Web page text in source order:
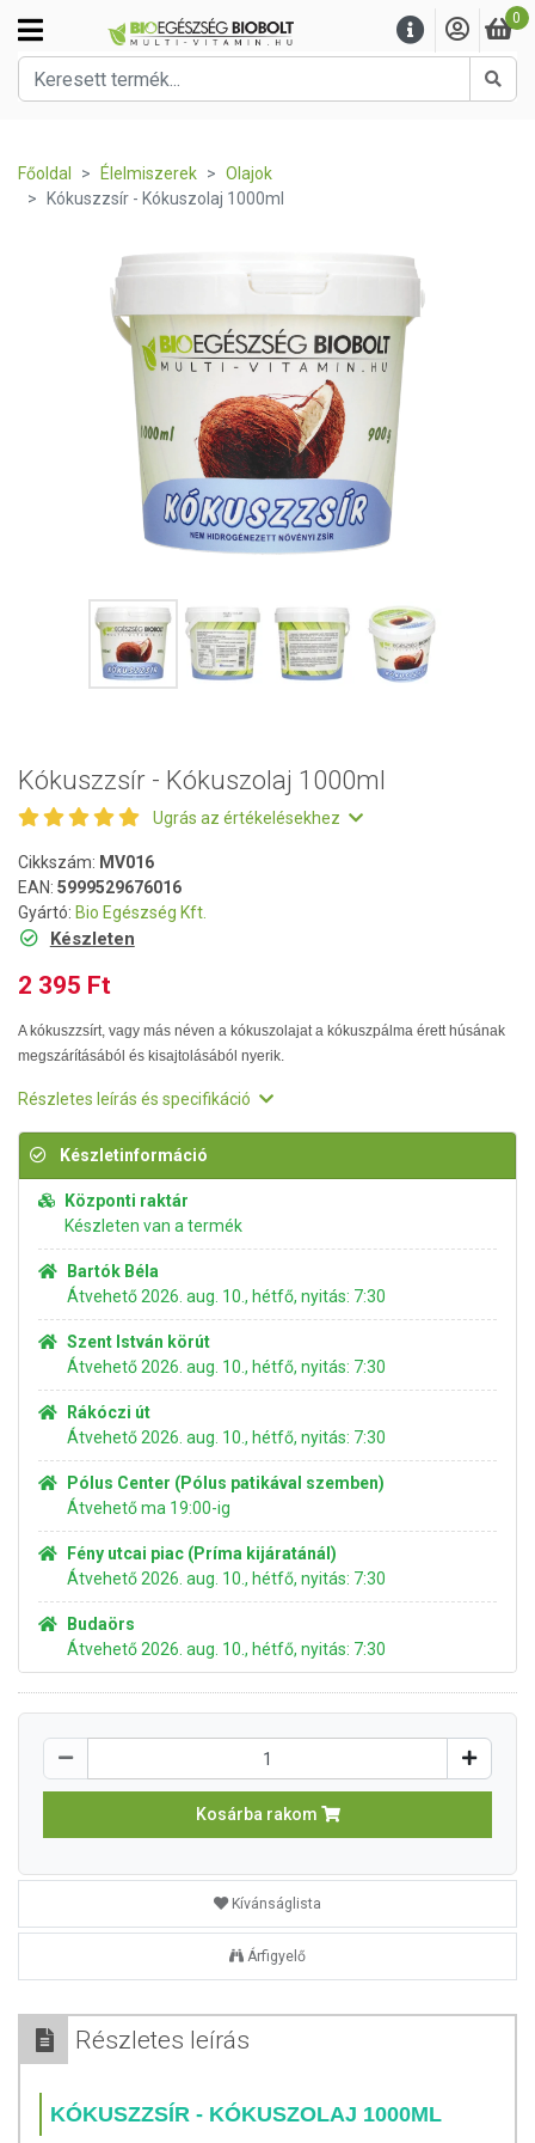
0
Főoldal Élelmiszerek
Olajok
Kókuszzsír - Kókuszolaj 1000ml
Kókuszzsír - Kókuszolaj 1000ml
Ugrás az értékelésekhez
Cikkszám: MV016
EAN: 5999529676016
Gyártó: Bio Egészség Kft.
Készleten
2 395 Ft
A kókuszzsírt, vagy más néven a kókuszolajat a kókuszpálma érett húsának
megszárításából és kisajtolásából nyerik.
Részletes leírás és specifikáció
Készletinformáció
Központi raktár
Készleten van a termék
Bartók Béla
Átvehető 2026. aug. 10., hétfő, nyitás: 7:30
Szent István körút
Átvehető 2026. aug. 10., hétfő, nyitás: 7:30
Rákóczi út
Átvehető 2026. aug. 10., hétfő, nyitás: 7:30
Pólus Center (Pólus patikával szemben)
Átvehető ma 19:00-ig
Fény utcai piac (Príma kijáratánál)
Átvehető 2026. aug. 10., hétfő, nyitás: 7:30
Budaörs
Átvehető 2026. aug. 10., hétfő, nyitás: 7:30
Kosárba rakom
Kívánságlista
Árfigyelő
Részletes leírás
KÓKUSZZSÍR - KÓKUSZOLAJ 1000ML